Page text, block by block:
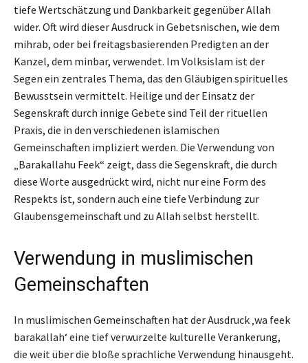
tiefe Wertschätzung und Dankbarkeit gegenüber Allah
wider. Oft wird dieser Ausdruck in Gebetsnischen, wie dem
mihrab, oder bei freitagsbasierenden Predigten an der
Kanzel, dem minbar, verwendet. Im Volksislam ist der
Segen ein zentrales Thema, das den Gläubigen spirituelles
Bewusstsein vermittelt. Heilige und der Einsatz der
Segenskraft durch innige Gebete sind Teil der rituellen
Praxis, die in den verschiedenen islamischen
Gemeinschaften impliziert werden. Die Verwendung von
„Barakallahu Feek“ zeigt, dass die Segenskraft, die durch
diese Worte ausgedrückt wird, nicht nur eine Form des
Respekts ist, sondern auch eine tiefe Verbindung zur
Glaubensgemeinschaft und zu Allah selbst herstellt.
Verwendung in muslimischen
Gemeinschaften
In muslimischen Gemeinschaften hat der Ausdruck ‚wa feek
barakallah‘ eine tief verwurzelte kulturelle Verankerung,
die weit über die bloße sprachliche Verwendung hinausgeht.